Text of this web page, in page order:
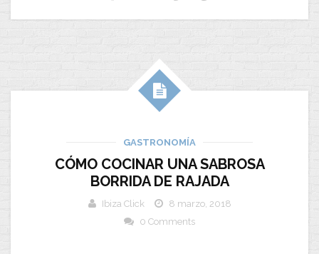
GASTRONOMÍA
CÓMO COCINAR UNA SABROSA
BORRIDA DE RAJADA
Ibiza Click
8 marzo, 2018
0 Comments